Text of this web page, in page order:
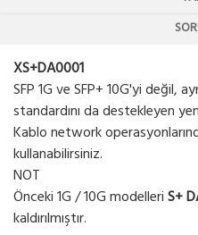
XS+DA0001
SFP 1G ve SFP+ 10G'yi değil,
standardını da destekleyen
Kablo network
kullanabilirsiniz.
NOT
Önceki 1G / 10G modelleriS+
kaldırılmıştır.